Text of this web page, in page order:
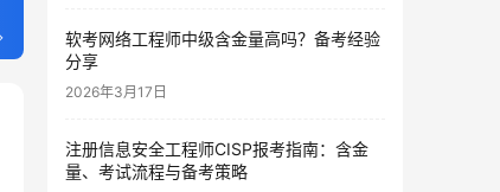
软考网络工程师中级含金量高吗？备考经验
分享
2026年3月17日
注册信息安全工程师CISP报考指南：含金
量、考试流程与备考策略